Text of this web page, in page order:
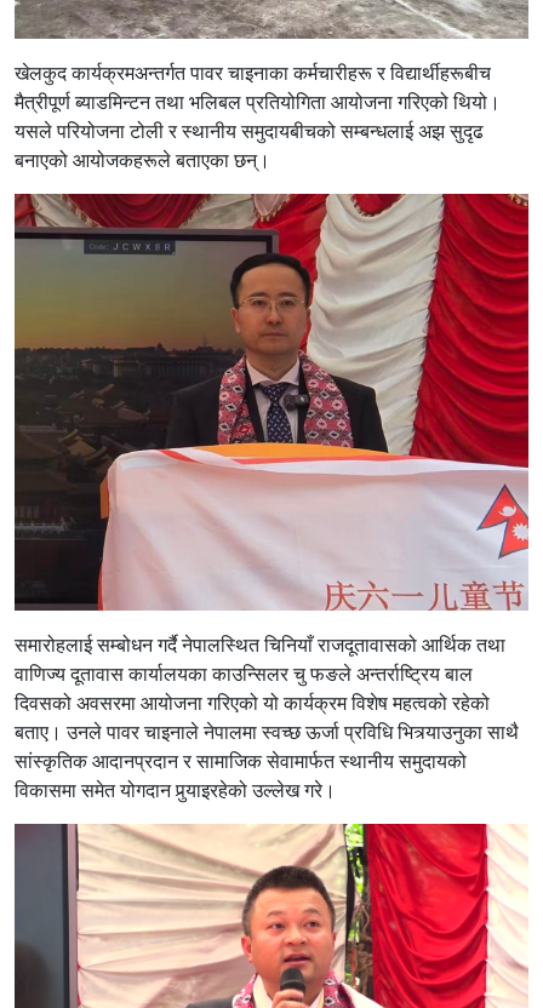
खेलकुद कार्यक्रमअन्तर्गत पावर चाइनाका कर्मचारीहरू र विद्यार्थीहरूबीच
मैत्रीपूर्ण ब्याडमिन्टन तथा भलिबल प्रतियोगिता आयोजना गरिएको थियो।
यसले परियोजना टोली र स्थानीय समुदायबीचको सम्बन्धलाई अझ सुदृढ
बनाएको आयोजकहरूले बताएका छन्।
समारोहलाई सम्बोधन गर्दै नेपालस्थित चिनियाँ राजदूतावासको आर्थिक तथा
वाणिज्य दूतावास कार्यालयका काउन्सिलर चु फङले अन्तर्राष्ट्रिय बाल
दिवसको अवसरमा आयोजना गरिएको यो कार्यक्रम विशेष महत्वको रहेको
बताए। उनले पावर चाइनाले नेपालमा स्वच्छ ऊर्जा प्रविधि भित्र्याउनुका साथै
सांस्कृतिक आदानप्रदान र सामाजिक सेवामार्फत स्थानीय समुदायको
विकासमा समेत योगदान पुर्‍याइरहेको उल्लेख गरे।